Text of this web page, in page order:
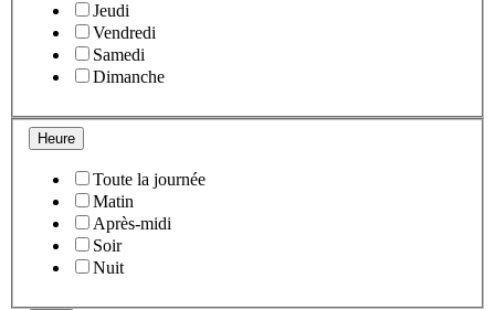
Jeudi
Vendredi
Samedi
Dimanche
Heure
Toute la journée
Matin
Après-midi
Soir
Nuit